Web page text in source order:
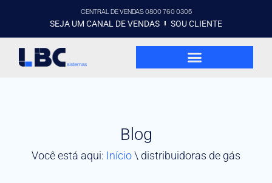
CENTRAL DE VENDAS 0800 760 0305
SEJA UM CANAL DE VENDAS SOU CLIENTE
Blog
Você está aqui: Início\ distribuidoras de gás